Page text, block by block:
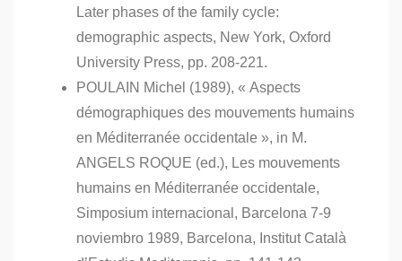
Later phases of the family cycle:
demographic aspects, New York, Oxford
University Press, pp. 208-221.
POULAIN Michel (1989), « Aspects
démographiques des mouvements humains
en Méditerranée occidentale », in M.
ANGELS ROQUE (ed.), Les mouvements
humains en Méditerranée occidentale,
Simposium internacional, Barcelona 7-9
noviembro 1989, Barcelona, Institut Català